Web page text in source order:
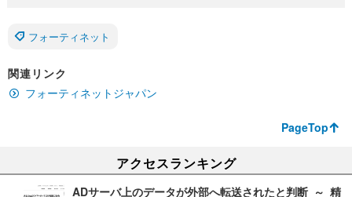
フォーティネット
関連リンク
フォーティネットジャパン
PageTop
アクセスランキング
ADサーバ上のデータが外部へ転送されたと判断 ～ 精